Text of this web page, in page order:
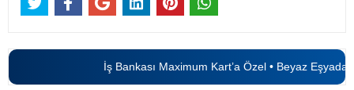
İş Bankası Maximum Kart’a Özel • Beyaz Eşyada6